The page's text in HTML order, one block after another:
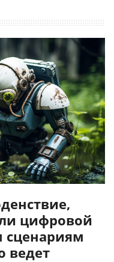
цифровой
ведет